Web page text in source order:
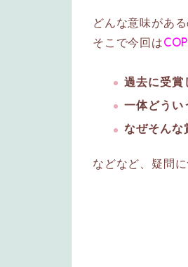
どんな意味があ
そこで今回は
過去に受賞
一体どうい
なぜそんな
などなど、疑問